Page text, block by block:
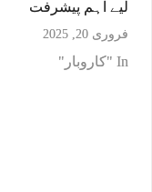
لیے اہم پیشرفت
فروری 20, 2025
In "کاروبار"